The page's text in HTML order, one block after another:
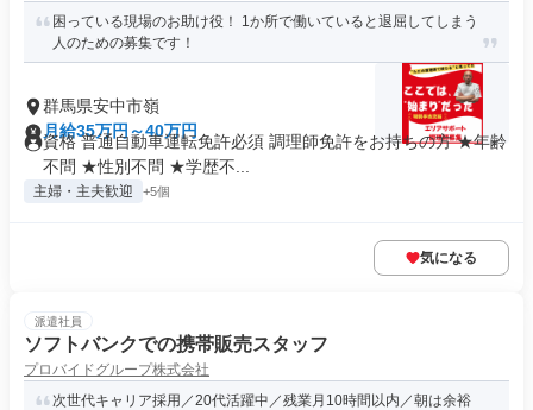
困っている現場のお助け役！ 1か所で働いていると退屈してしまう
人のための募集です！
群馬県安中市嶺
月給35万円～40万円
資格 普通自動車運転免許必須 調理師免許をお持ちの方 ★年齢
不問 ★性別不問 ★学歴不...
主婦・主夫歓迎 +5個
気になる
派遣社員
ソフトバンクでの携帯販売スタッフ
プロバイドグループ株式会社
次世代キャリア採用／20代活躍中／残業月10時間以内／朝は余裕